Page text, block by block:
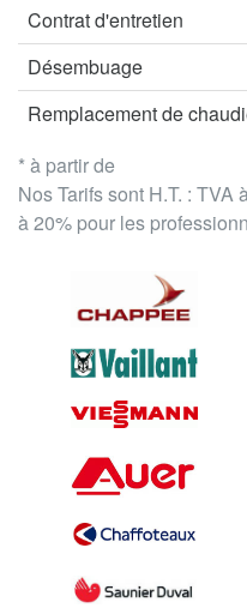
* à partir de
Nos Tarifs sont H.T. :
à 20% pour les
Contrat d'entretien
Désembuage
Remplacement de